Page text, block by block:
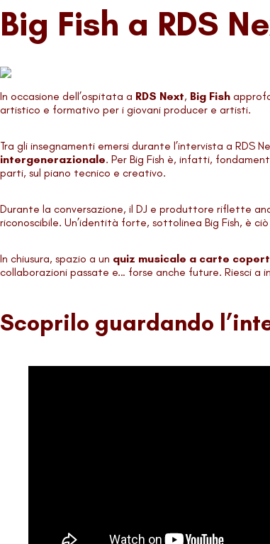
Big Fish a RDS
In occasione dell’ospitata a RDS Next, Big Fish
artistico e formativo per i giovani producer e artisti.
Tra gli insegnamenti emersi durante l’intervista a RDS
intergenerazionale. Per Big Fish è, infatti,
parti, sul piano tecnico e creativo.
Durante la conversazione, il DJ e produttore riflette
riconoscibile. Un’identità forte, sottolinea Big Fish, è
In chiusura, spazio a un quiz musicale a carte
collaborazioni passate e… forse anche future. Riesci a
Scoprilo guardando